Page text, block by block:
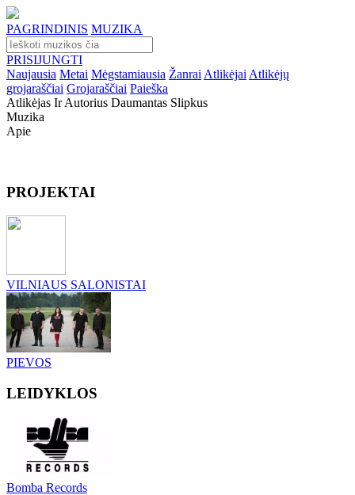
PAGRINDINIS MUZIKA
PRISIJUNGTI
Naujausia Metai Mėgstamiausia Žanrai Atlikėjai Atlikėjų
grojaraščiai Grojaraščiai Paieška
Atlikėjas Ir Autorius Daumantas Slipkus
Muzika
Apie
PROJEKTAI
VILNIAUS SALONISTAI
PIEVOS
LEIDYKLOS
Bomba Records